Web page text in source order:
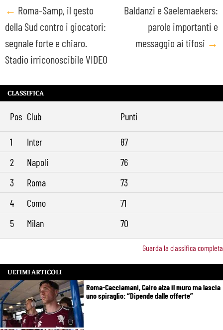
Post
navigation
← Roma-Samp, il gesto
della Sud contro i giocatori:
segnale forte e chiaro.
Stadio irriconoscibile VIDEO
Baldanzi e Saelemaekers:
parole importanti e
messaggio ai tifosi →
CLASSIFICA
Pos Club Punti
1 Inter
87
2
Napoli
76
3
Roma
73
4
Como
71
5
Milan 70
Guarda la classifica completa
ULTIMI ARTICOLI
Roma-Cacciamani, Cairo alza il muro ma lascia
uno spiraglio: “Dipende dalle offerte”